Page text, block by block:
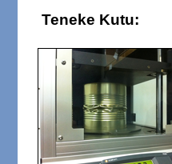
Teneke Kutu: